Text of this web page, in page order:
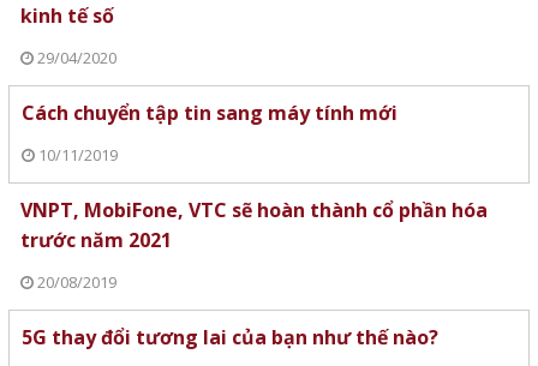
kinh tế số
29/04/2020
Cách chuyển tập tin sang máy tính mới
10/11/2019
VNPT, MobiFone, VTC sẽ hoàn thành cổ phần hóa
trước năm 2021
20/08/2019
5G thay đổi tương lai của bạn như thế nào?